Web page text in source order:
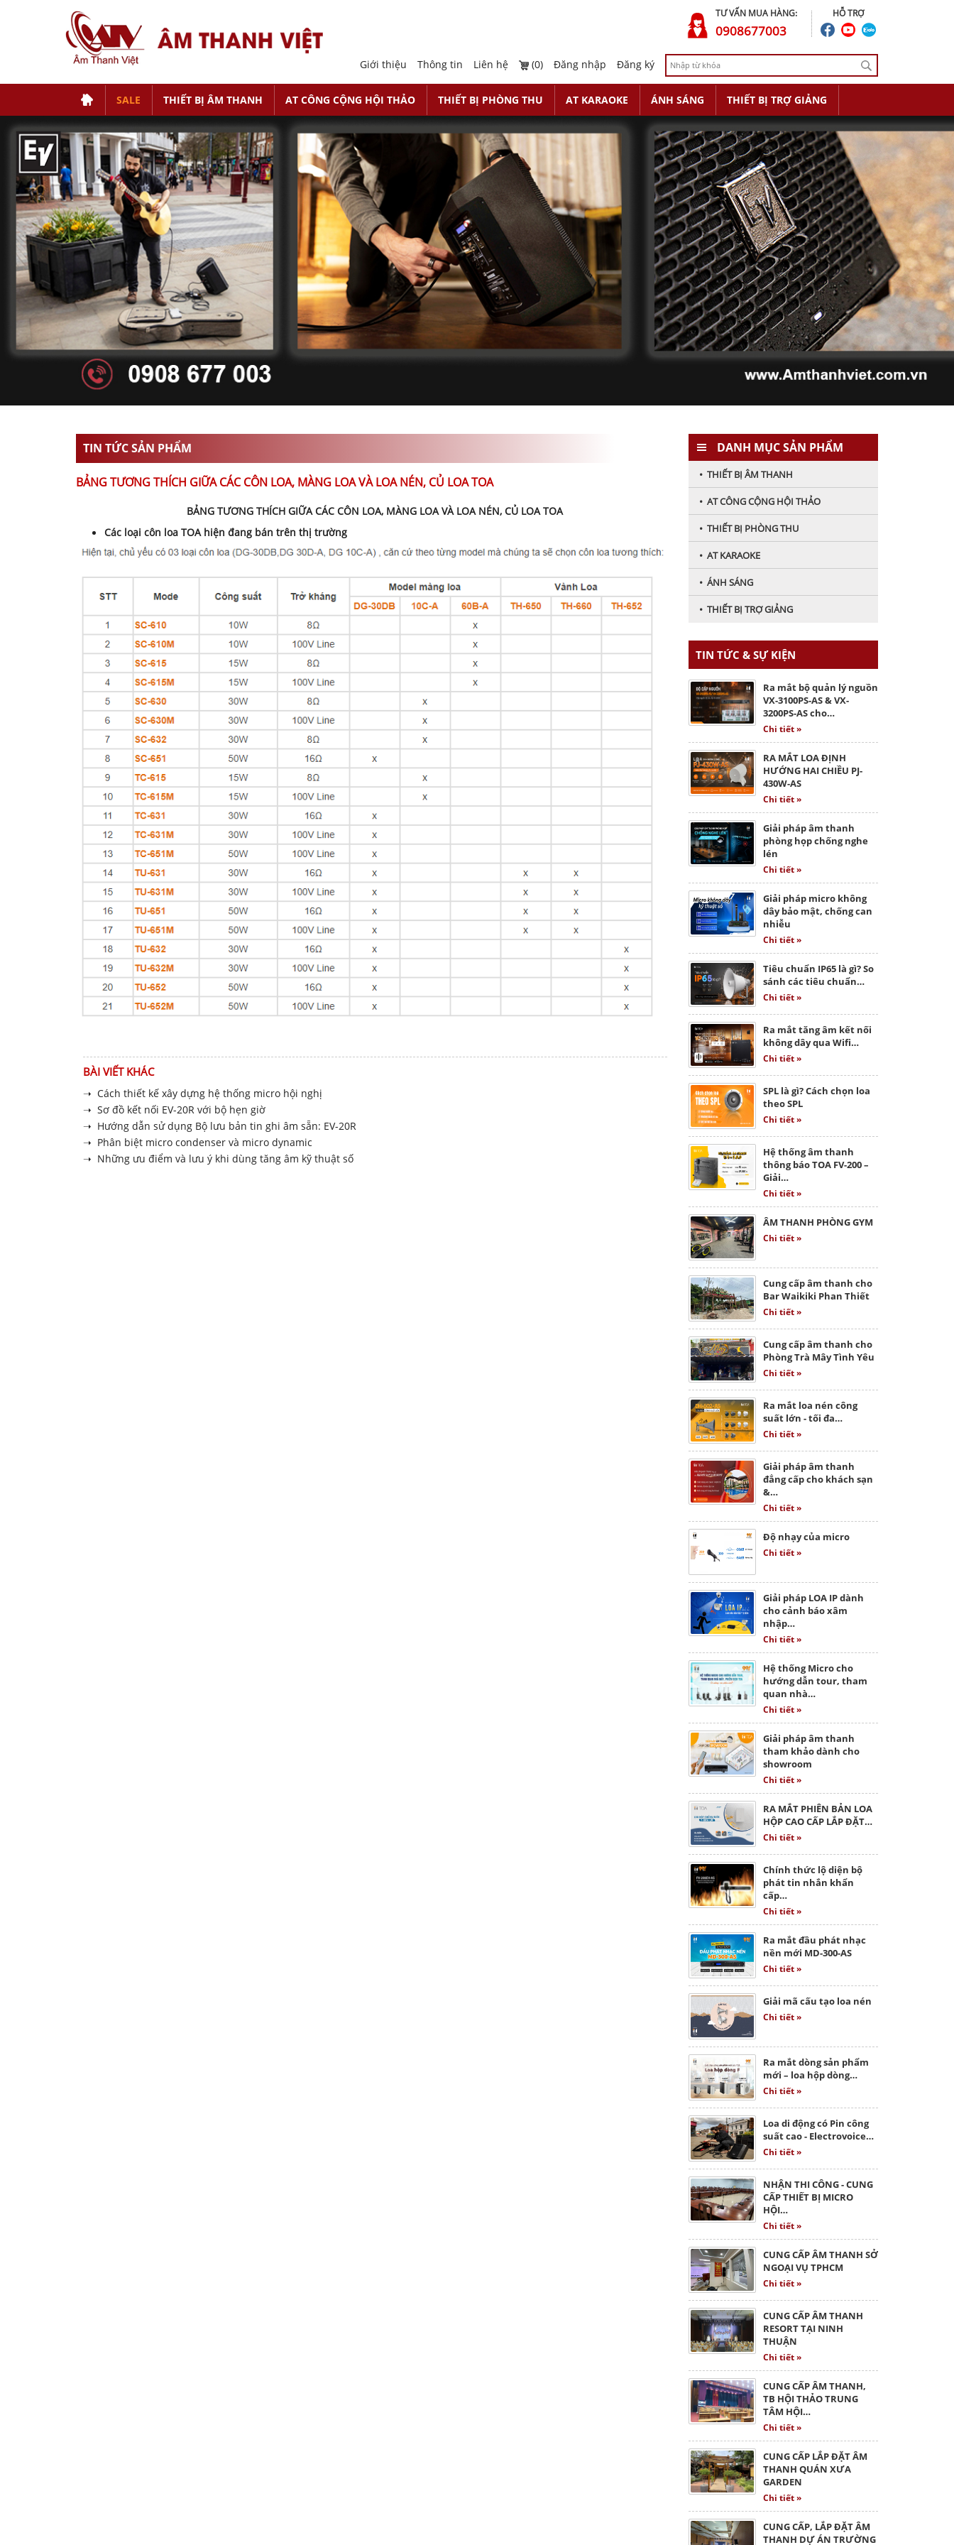
HỖ TRỢ
TƯ VẤN MUA HÀNG:
0908677003
Giới thiệu Thông tin Liên hệ (0) Đăng nhập Đăng ký
SALE THIẾT BỊ ÂM THANH AT CÔNG CỘNG HỘI THẢO THIẾT BỊ PHÒNG THU AT KARAOKE ÁNH SÁNG THIẾT BỊ TRỢ GIẢNG
TIN TỨC SẢN PHẨM
BẢNG TƯƠNG THÍCH GIỮA CÁC CÔN LOA, MÀNG LOA VÀ LOA NÉN, CỦ LOA TOA
BẢNG TƯƠNG THÍCH GIỮA CÁC CÔN LOA, MÀNG LOA VÀ LOA NÉN, CỦ LOA TOA
Các loại côn loa TOA hiện đang bán trên thị trường
BÀI VIẾT KHÁC
➝ Cách thiết kế xây dựng hệ thống micro hội nghị
➝ Sơ đồ kết nối EV-20R với bộ hẹn giờ
➝ Hướng dẫn sử dụng Bộ lưu bản tin ghi âm sẵn: EV-20R
➝ Phân biệt micro condenser và micro dynamic
➝ Những ưu điểm và lưu ý khi dùng tăng âm kỹ thuật số
DANH MỤC SẢN PHẨM
• THIẾT BỊ ÂM THANH
• AT CÔNG CỘNG HỘI THẢO
• THIẾT BỊ PHÒNG THU
• AT KARAOKE
• ÁNH SÁNG
• THIẾT BỊ TRỢ GIẢNG
TIN TỨC & SỰ KIỆN
Ra mắt bộ quản lý nguồn
VX-3100PS-AS & VX-
3200PS-AS cho…
Chi tiết »
RA MẮT LOA ĐỊNH
HƯỚNG HAI CHIỀU PJ-
430W-AS
Chi tiết »
Giải pháp âm thanh
phòng họp chống nghe
lén
Chi tiết »
Giải pháp micro không
dây bảo mật, chống can
nhiễu
Chi tiết »
Tiêu chuẩn IP65 là gì? So
sánh các tiêu chuẩn…
Chi tiết »
Ra mắt tăng âm kết nối
không dây qua Wifi…
Chi tiết »
SPL là gì? Cách chọn loa
theo SPL
Chi tiết »
Hệ thống âm thanh
thông báo TOA FV-200 –
Giải…
Chi tiết »
ÂM THANH PHÒNG GYM
Chi tiết »
Cung cấp âm thanh cho
Bar Waikiki Phan Thiết
Chi tiết »
Cung cấp âm thanh cho
Phòng Trà Mây Tình Yêu
Chi tiết »
Ra mắt loa nén công
suất lớn - tối đa…
Chi tiết »
Giải pháp âm thanh
đẳng cấp cho khách sạn
&…
Chi tiết »
Độ nhạy của micro
Chi tiết »
Giải pháp LOA IP dành
cho cảnh báo xâm
nhập…
Chi tiết »
Hệ thống Micro cho
hướng dẫn tour, tham
quan nhà…
Chi tiết »
Giải pháp âm thanh
tham khảo dành cho
showroom
Chi tiết »
RA MẮT PHIÊN BẢN LOA
HỘP CAO CẤP LẮP ĐẶT…
Chi tiết »
Chính thức lộ diện bộ
phát tin nhắn khẩn
cấp…
Chi tiết »
Ra mắt đầu phát nhạc
nền mới MD-300-AS
Chi tiết »
Giải mã cấu tạo loa nén
Chi tiết »
Ra mắt dòng sản phẩm
mới – loa hộp dòng…
Chi tiết »
Loa di động có Pin công
suất cao - Electrovoice…
Chi tiết »
NHẬN THI CÔNG - CUNG
CẤP THIẾT BỊ MICRO
HỘI…
Chi tiết »
CUNG CẤP ÂM THANH SỞ
NGOẠI VỤ TPHCM
Chi tiết »
CUNG CẤP ÂM THANH
RESORT TẠI NINH
THUẬN
Chi tiết »
CUNG CẤP ÂM THANH,
TB HỘI THẢO TRUNG
TÂM HỘI…
Chi tiết »
CUNG CẤP LẮP ĐẶT ÂM
THANH QUÁN XƯA
GARDEN
Chi tiết »
CUNG CẤP, LẮP ĐẶT ÂM
THANH DỰ ÁN TRƯỜNG